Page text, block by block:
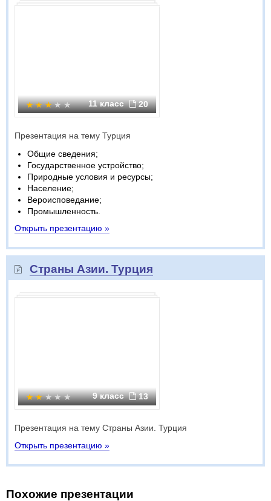
11 класс 20
Презентация на тему Турция
Общие сведения;
Государственное устройство;
Природные условия и ресурсы;
Население;
Вероисповедание;
Промышленность.
Открыть презентацию »
Страны Азии. Турция
9 класс 13
Презентация на тему Страны Азии. Турция
Открыть презентацию »
Похожие презентации